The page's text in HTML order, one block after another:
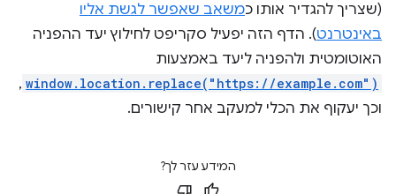
(שצריך להגדיר אותו כמשאב שאפשר לגשת אליו
באינטרנט). הדף הזה יפעיל סקריפט לחילוץ יעד ההפניה
האוטומטית ולהפניה ליעד באמצעות
window.location.replace("https://example.com")
,
וכך יעקוף את הכלי למעקב אחר קישורים.
המידע עזר לך?